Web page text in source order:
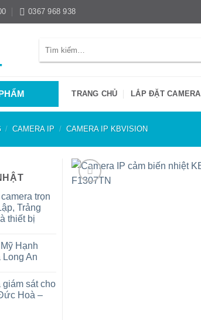
0367 968 938
kiếm:
TRANG CHỦ LẮP ĐẶT CAMERA
/ CAMERA IP / CAMERA IP KBVISION
trọn
Trảng
thiết bị
Hạnh
An
giám sát cho
Hoà –